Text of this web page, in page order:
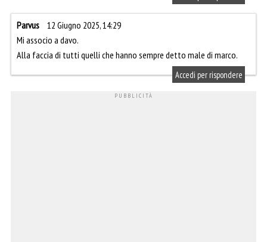
Parvus
12 Giugno 2025, 14:29
Mi associo a davo.
Alla faccia di tutti quelli che hanno sempre detto male di marco.
Accedi per rispondere